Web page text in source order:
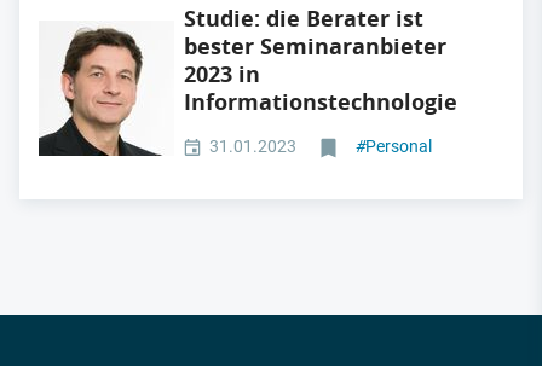
Studie: die Berater ist
bester Seminaranbieter
2023 in
Informationstechnologie
31.01.2023 #Personal